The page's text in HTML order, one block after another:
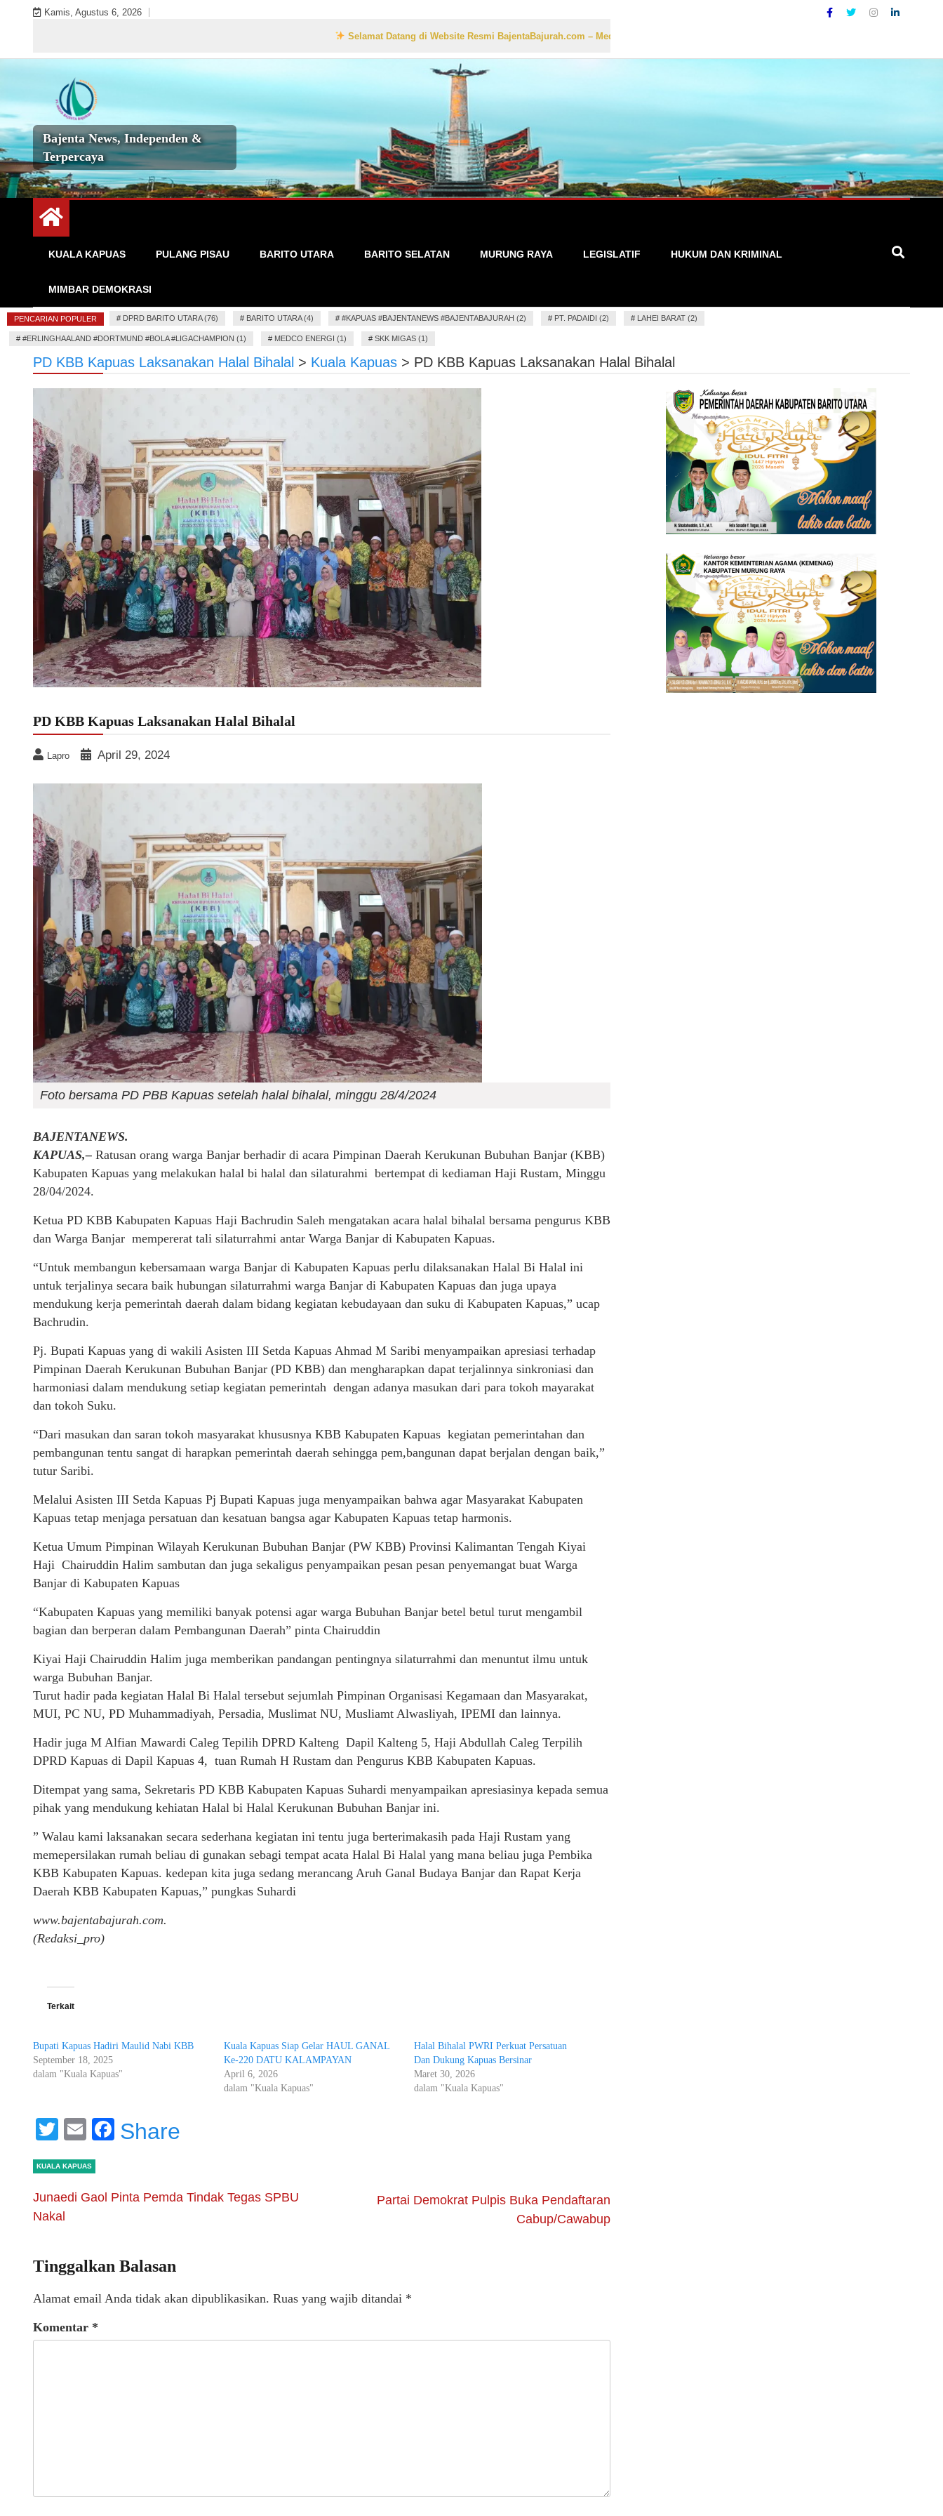
Kamis, Agustus 6, 2026
Selamat Datang di Website Resmi BajentaBajurah.com – Media Informasi Lokal yang Akurat, Cepat, dan Terpercaya
Bajenta News, Independen &
Terpercaya
KUALA KAPUAS PULANG PISAU BARITO UTARA BARITO SELATAN MURUNG RAYA LEGISLATIF HUKUM DAN KRIMINAL
MIMBAR DEMOKRASI
PENCARIAN POPULER # DPRD BARITO UTARA (76) # BARITO UTARA (4) # #KAPUAS #BAJENTANEWS #BAJENTABAJURAH (2) # PT. PADAIDI (2) # LAHEI BARAT (2)
# #ERLINGHAALAND #DORTMUND #BOLA #LIGACHAMPION (1) # MEDCO ENERGI (1) # SKK MIGAS (1)
PD KBB Kapuas Laksanakan Halal Bihalal > Kuala Kapuas > PD KBB Kapuas Laksanakan Halal Bihalal
PD KBB Kapuas Laksanakan Halal Bihalal
Lapro April 29, 2024
Foto bersama PD PBB Kapuas setelah halal bihalal, minggu 28/4/2024
BAJENTANEWS.
KAPUAS,– Ratusan orang warga Banjar berhadir di acara Pimpinan Daerah Kerukunan Bubuhan Banjar (KBB)
Kabupaten Kapuas yang melakukan halal bi halal dan silaturahmi bertempat di kediaman Haji Rustam, Minggu
28/04/2024.
Ketua PD KBB Kabupaten Kapuas Haji Bachrudin Saleh mengatakan acara halal bihalal bersama pengurus KBB
dan Warga Banjar mempererat tali silaturrahmi antar Warga Banjar di Kabupaten Kapuas.
“Untuk membangun kebersamaan warga Banjar di Kabupaten Kapuas perlu dilaksanakan Halal Bi Halal ini
untuk terjalinya secara baik hubungan silaturrahmi warga Banjar di Kabupaten Kapuas dan juga upaya
mendukung kerja pemerintah daerah dalam bidang kegiatan kebudayaan dan suku di Kabupaten Kapuas,” ucap
Bachrudin.
Pj. Bupati Kapuas yang di wakili Asisten III Setda Kapuas Ahmad M Saribi menyampaikan apresiasi terhadap
Pimpinan Daerah Kerukunan Bubuhan Banjar (PD KBB) dan mengharapkan dapat terjalinnya sinkroniasi dan
harmoniasi dalam mendukung setiap kegiatan pemerintah dengan adanya masukan dari para tokoh mayarakat
dan tokoh Suku.
“Dari masukan dan saran tokoh masyarakat khususnya KBB Kabupaten Kapuas kegiatan pemerintahan dan
pembangunan tentu sangat di harapkan pemerintah daerah sehingga pem,bangunan dapat berjalan dengan baik,”
tutur Saribi.
Melalui Asisten III Setda Kapuas Pj Bupati Kapuas juga menyampaikan bahwa agar Masyarakat Kabupaten
Kapuas tetap menjaga persatuan dan kesatuan bangsa agar Kabupaten Kapuas tetap harmonis.
Ketua Umum Pimpinan Wilayah Kerukunan Bubuhan Banjar (PW KBB) Provinsi Kalimantan Tengah Kiyai
Haji Chairuddin Halim sambutan dan juga sekaligus penyampaikan pesan pesan penyemangat buat Warga
Banjar di Kabupaten Kapuas
“Kabupaten Kapuas yang memiliki banyak potensi agar warga Bubuhan Banjar betel betul turut mengambil
bagian dan berperan dalam Pembangunan Daerah” pinta Chairuddin
Kiyai Haji Chairuddin Halim juga memberikan pandangan pentingnya silaturrahmi dan menuntut ilmu untuk
warga Bubuhan Banjar.
Turut hadir pada kegiatan Halal Bi Halal tersebut sejumlah Pimpinan Organisasi Kegamaan dan Masyarakat,
MUI, PC NU, PD Muhammadiyah, Persadia, Muslimat NU, Musliamt Alwasliyah, IPEMI dan lainnya.
Hadir juga M Alfian Mawardi Caleg Tepilih DPRD Kalteng Dapil Kalteng 5, Haji Abdullah Caleg Terpilih
DPRD Kapuas di Dapil Kapuas 4, tuan Rumah H Rustam dan Pengurus KBB Kabupaten Kapuas.
Ditempat yang sama, Sekretaris PD KBB Kabupaten Kapuas Suhardi menyampaikan apresiasinya kepada semua
pihak yang mendukung kehiatan Halal bi Halal Kerukunan Bubuhan Banjar ini.
” Walau kami laksanakan secara sederhana kegiatan ini tentu juga berterimakasih pada Haji Rustam yang
memepersilakan rumah beliau di gunakan sebagi tempat acata Halal Bi Halal yang mana beliau juga Pembika
KBB Kabupaten Kapuas. kedepan kita juga sedang merancang Aruh Ganal Budaya Banjar dan Rapat Kerja
Daerah KBB Kabupaten Kapuas,” pungkas Suhardi
www.bajentabajurah.com.
(Redaksi_pro)
Terkait
Bupati Kapuas Hadiri Maulid Nabi KBB
September 18, 2025
dalam "Kuala Kapuas"
Kuala Kapuas Siap Gelar HAUL GANAL
Ke-220 DATU KALAMPAYAN
April 6, 2026
dalam "Kuala Kapuas"
Halal Bihalal PWRI Perkuat Persatuan
Dan Dukung Kapuas Bersinar
Maret 30, 2026
dalam "Kuala Kapuas"
Twitter
EmailFacebook
Share
KUALA KAPUAS
Junaedi Gaol Pinta Pemda Tindak Tegas SPBU
Nakal
Partai Demokrat Pulpis Buka Pendaftaran
Cabup/Cawabup
Tinggalkan Balasan
Alamat email Anda tidak akan dipublikasikan. Ruas yang wajib ditandai *
Komentar *